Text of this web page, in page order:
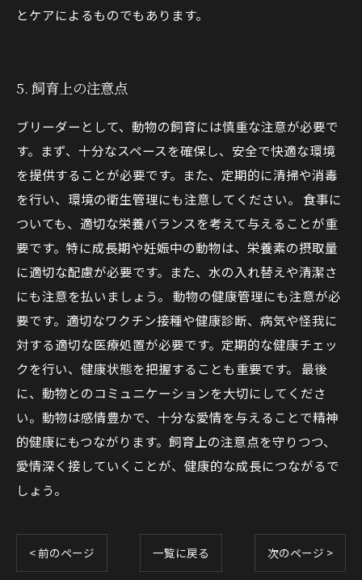
とケアによるものでもあります。
5. 飼育上の注意点
ブリーダーとして、動物の飼育には慎重な注意が必要で
す。まず、十分なスペースを確保し、安全で快適な環境
を提供することが必要です。また、定期的に清掃や消毒
を行い、環境の衛生管理にも注意してください。 食事に
ついても、適切な栄養バランスを考えて与えることが重
要です。特に成長期や妊娠中の動物は、栄養素の摂取量
に適切な配慮が必要です。また、水の入れ替えや清潔さ
にも注意を払いましょう。 動物の健康管理にも注意が必
要です。適切なワクチン接種や健康診断、病気や怪我に
対する適切な医療処置が必要です。定期的な健康チェッ
クを行い、健康状態を把握することも重要です。 最後
に、動物とのコミュニケーションを大切にしてくださ
い。動物は感情豊かで、十分な愛情を与えることで精神
的健康にもつながります。飼育上の注意点を守りつつ、
愛情深く接していくことが、健康的な成長につながるで
しょう。
< 前のページ 一覧に戻る 次のページ >